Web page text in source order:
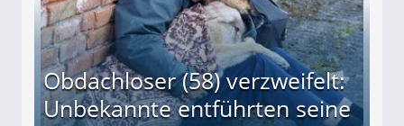
Obdachloser (58) verzweifelt:
Unbekannte entführten seine